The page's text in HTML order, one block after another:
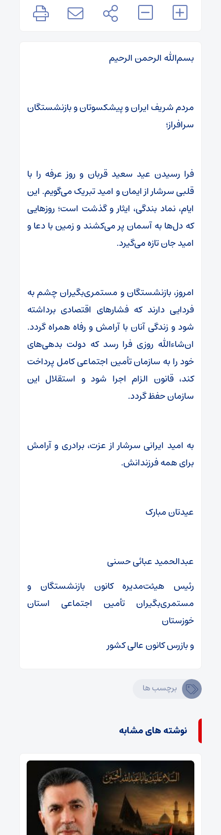
بسم‌الله الرحمن الرحیم
مردم شریف ایران و پیشکسوتان و بازنشستگان
سرافراز؛
فرا رسیدن عید سعید قربان و روز عرفه را با
قلبی سرشار از ایمان و امید تبریک می‌گویم. این
ایام، نماد بندگی، ایثار و گذشت است؛ روزهایی
که دل‌ها به آسمان پر می‌کشند و زمین با دعا و
امید جان تازه می‌گیرد.
امروز، بازنشستگان و مستمری‌بگیران چشم به
فردایی دارند که فشارهای اقتصادی برداشته
شود و زندگی آنان با آرامش و رفاه همراه گردد.
ان‌شاءالله روزی فرا رسد که دولت بدهی‌های
خود را به سازمان تأمین اجتماعی کامل پرداخت
کند، قانون الزام اجرا شود و استقلال این
سازمان حفظ گردد.
به امید ایرانی سرشار از عزت، برادری و آرامش
برای همه فرزندانش.
عیدتان مبارک
عبدالحمید عبائی حسنی
رئیس هیئت‌مدیره کانون بازنشستگان و
مستمری‌بگیران تأمین اجتماعی استان
خوزستان
و بازرس کانون عالی کشور
برچسب ها
نوشته های مشابه